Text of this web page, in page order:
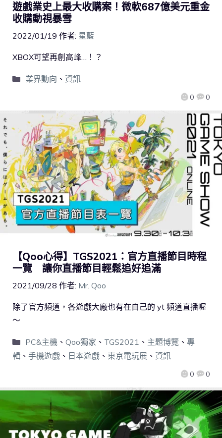
遊戲業史上最大收購案！微軟687億美元重金
收購動視暴雪
2022/01/19 作者: 星藍
0 0
XBOX可望再創高峰…！？
業界動向 、 資訊
【Qoo心得】TGS2021：官方直播節目時程
一覽 讓你直播節目輕鬆追好追滿
2021/09/28 作者: Mr. Qoo
0 0
除了官方頻道，各遊戲大廠也有在自己的 yt 頻道直播喔
～
PC&主機、 Qoo獨家 、 TGS2021 、 主題博覽 、 專
輯 、 手機遊戲 、 日本遊戲 、 東京電玩展 、 資訊